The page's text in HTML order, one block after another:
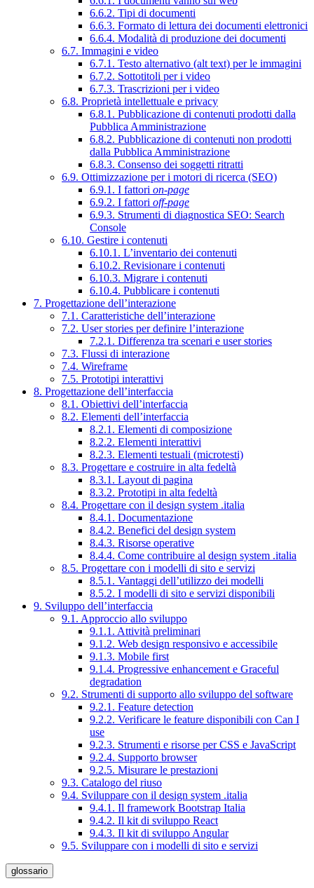
6.6.2. Tipi di documenti
6.6.3. Formato di lettura dei documenti elettronici
6.6.4. Modalità di produzione dei documenti
6.7. Immagini e video
6.7.1. Testo alternativo (alt text) per le immagini
6.7.2. Sottotitoli per i video
6.7.3. Trascrizioni per i video
6.8. Proprietà intellettuale e privacy
6.8.1. Pubblicazione di contenuti prodotti dalla
Pubblica Amministrazione
6.8.2. Pubblicazione di contenuti non prodotti
dalla Pubblica Amministrazione
6.8.3. Consenso dei soggetti ritratti
6.9. Ottimizzazione per i motori di ricerca (SEO)
6.9.1. I fattori on-page
6.9.2. I fattori off-page
6.9.3. Strumenti di diagnostica SEO: Search
Console
6.10. Gestire i contenuti
6.10.1. L’inventario dei contenuti
6.10.2. Revisionare i contenuti
6.10.3. Migrare i contenuti
6.10.4. Pubblicare i contenuti
7. Progettazione dell’interazione
7.1. Caratteristiche dell’interazione
7.2. User stories per definire l’interazione
7.2.1. Differenza tra scenari e user stories
7.3. Flussi di interazione
7.4. Wireframe
7.5. Prototipi interattivi
8. Progettazione dell’interfaccia
8.1. Obiettivi dell’interfaccia
8.2. Elementi dell’interfaccia
8.2.1. Elementi di composizione
8.2.2. Elementi interattivi
8.2.3. Elementi testuali (microtesti)
8.3. Progettare e costruire in alta fedeltà
8.3.1. Layout di pagina
8.3.2. Prototipi in alta fedeltà
8.4. Progettare con il design system .italia
8.4.1. Documentazione
8.4.2. Benefici del design system
8.4.3. Risorse operative
8.4.4. Come contribuire al design system .italia
8.5. Progettare con i modelli di sito e servizi
8.5.1. Vantaggi dell’utilizzo dei modelli
8.5.2. I modelli di sito e servizi disponibili
9. Sviluppo dell’interfaccia
9.1. Approccio allo sviluppo
9.1.1. Attività preliminari
9.1.2. Web design responsivo e accessibile
9.1.3. Mobile first
9.1.4. Progressive enhancement e Graceful
degradation
9.2. Strumenti di supporto allo sviluppo del software
9.2.1. Feature detection
9.2.2. Verificare le feature disponibili con Can I
use
9.2.3. Strumenti e risorse per CSS e JavaScript
9.2.4. Supporto browser
9.2.5. Misurare le prestazioni
9.3. Catalogo del riuso
9.4. Sviluppare con il design system .italia
9.4.1. Il framework Bootstrap Italia
9.4.2. Il kit di sviluppo React
9.4.3. Il kit di sviluppo Angular
9.5. Sviluppare con i modelli di sito e servizi
glossario